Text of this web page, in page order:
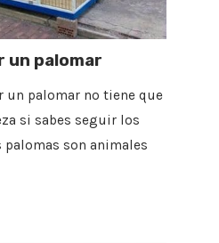
un palomar
un palomar no tiene que
si sabes seguir los
palomas son animales